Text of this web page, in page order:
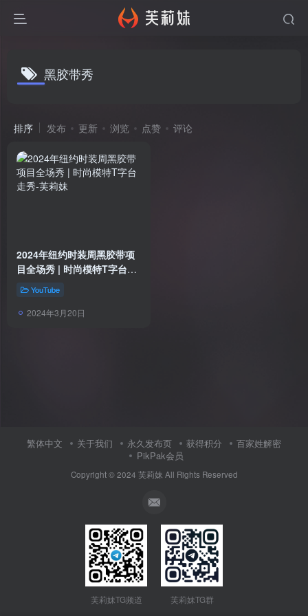
黑胶带秀
排序 发布 更新 浏览 点赞 评论
2024年纽约时装周黑胶带项
目全场秀 | 时尚模特T字台走
秀
YouTube
2024年3月20日
繁体中文 关于我们 永久发布页 获得积分
百家姓解密
PikPak会员
Copyright © 2024 芙莉妹 All Rights Reserved
芙莉妹TG频道 芙莉妹TG群